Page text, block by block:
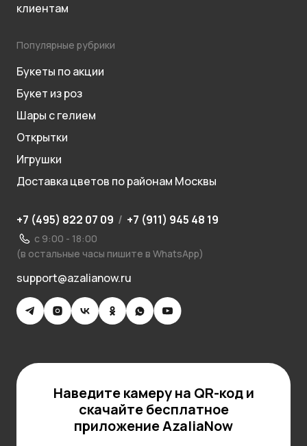
клиентам
Популярные рубрики
Букеты по акции
Букет из роз
Шары с гелием
Открытки
Игрушки
Доставка цветов по районам Москвы
+7 (495) 822 07 09 / +7 (911) 945 48 19
с 9:00 - 18:00
(в остальные часы пишите в WhatsApp)
support@azalianow.ru
Наведите камеру на QR-код и
скачайте бесплатное
приложение AzaliaNow